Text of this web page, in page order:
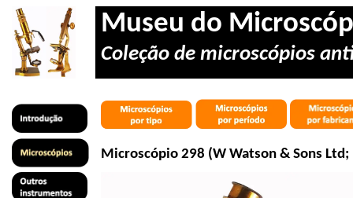
Museu do
Coleção de microscópios
Microscópio 298 (W Watson & Sons